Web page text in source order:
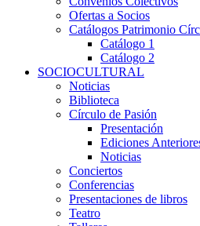
Ofertas a Socios
Catálogos Patrimonio
Catálogo 1
Catálogo 2
SOCIOCULTURAL
Noticias
Biblioteca
Círculo de Pasión
Presentación
Ediciones
Noticias
Conciertos
Conferencias
Presentaciones de libros
Teatro